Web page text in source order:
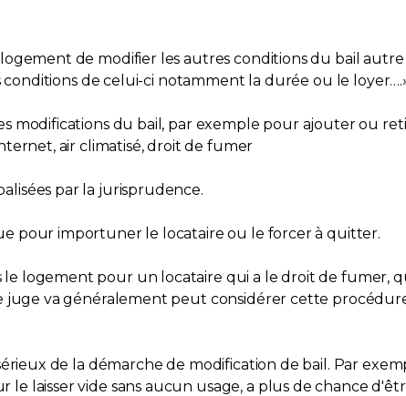
de modifier les autres conditions du bail
de celui-ci notamment la durée ou le
modifications du bail, par exemple pour ajouter ou
air climatisé, droit de fumer
par la jurisprudence.
pour importuner le locataire ou le forcer à quitter.
logement pour un locataire qui a le droit de fumer,
va généralement peut considérer cette
de la démarche de modification de bail. Par
laisser vide sans aucun usage, a plus de chance